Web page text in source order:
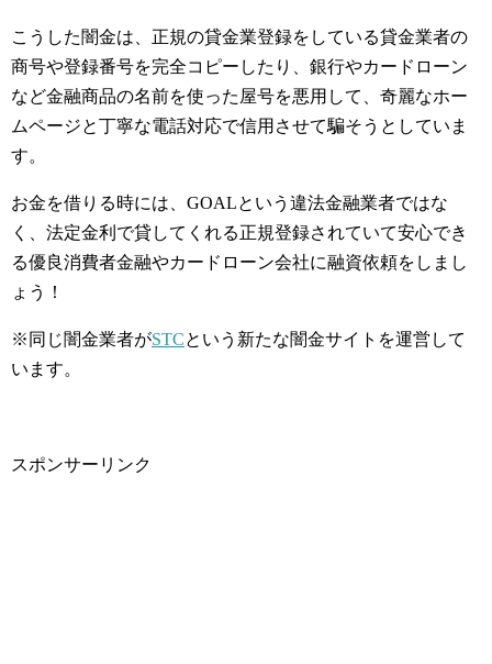
こうした闇金は、正規の貸金業登録をしている貸金業者の
商号や登録番号を完全コピーしたり、銀行やカードローン
など金融商品の名前を使った屋号を悪用して、奇麗なホー
ムページと丁寧な電話対応で信用させて騙そうとしていま
す。
お金を借りる時には、GOALという違法金融業者ではな
く、法定金利で貸してくれる正規登録されていて安心でき
る優良消費者金融やカードローン会社に融資依頼をしまし
ょう！
※同じ闇金業者がSTCという新たな闇金サイトを運営して
います。
スポンサーリンク